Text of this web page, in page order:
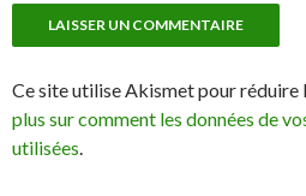
Ce site utilise Akismet pour réduire
plus sur comment les données de
utilisées.